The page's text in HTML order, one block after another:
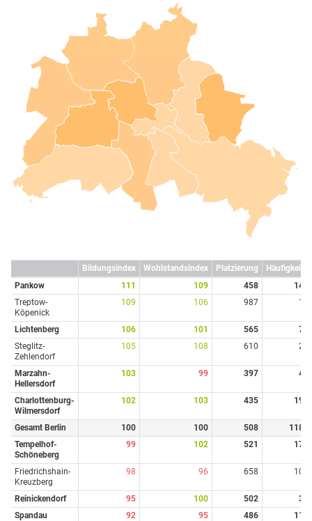
Bildungsindex Wohlstandsindex Platzierung Häufigkeit
Pankow
111 109 458
14
Treptow-
Köpenick
109 106 987 1
Lichtenberg 106 101 565
7
Steglitz-
Zehlendorf
105 108 610 2
Marzahn-
Hellersdorf
103 99 397 4
Charlottenburg-
Wilmersdorf
102 103 435 19
Gesamt Berlin 100 100 508
118
Tempelhof-
Schöneberg
99 102 521 17
Friedrichshain-
Kreuzberg
98 96 658 10
Reinickendorf 95 100 502
3
Spandau
92 95 486
11